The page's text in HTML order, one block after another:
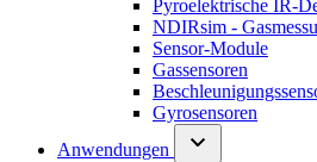
Pyroelektrische IR-
NDIRsim -
Sensor-Module
Gassensoren
Gyrosensoren
Anwendungen